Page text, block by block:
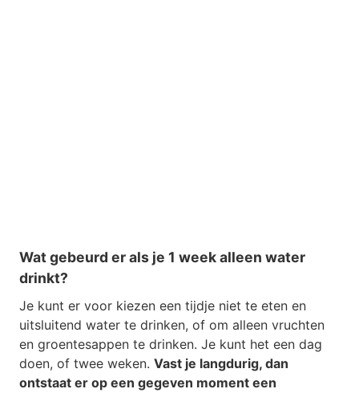
Wat gebeurd er als je 1 week alleen water
drinkt?
Je kunt er voor kiezen een tijdje niet te eten en
uitsluitend water te drinken, of om alleen vruchten
en groentesappen te drinken. Je kunt het een dag
doen, of twee weken. Vast je langdurig, dan
ontstaat er op een gegeven moment een